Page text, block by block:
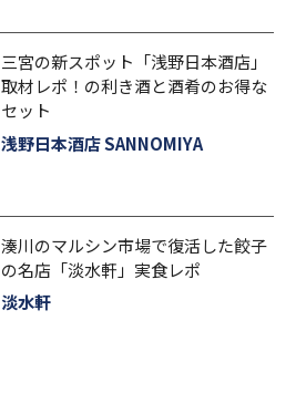
三宮の新スポット「浅野日本酒店」
取材レポ！の利き酒と酒肴のお得な
セット
浅野日本酒店 SANNOMIYA
湊川のマルシン市場で復活した餃子
の名店「淡水軒」実食レポ
淡水軒